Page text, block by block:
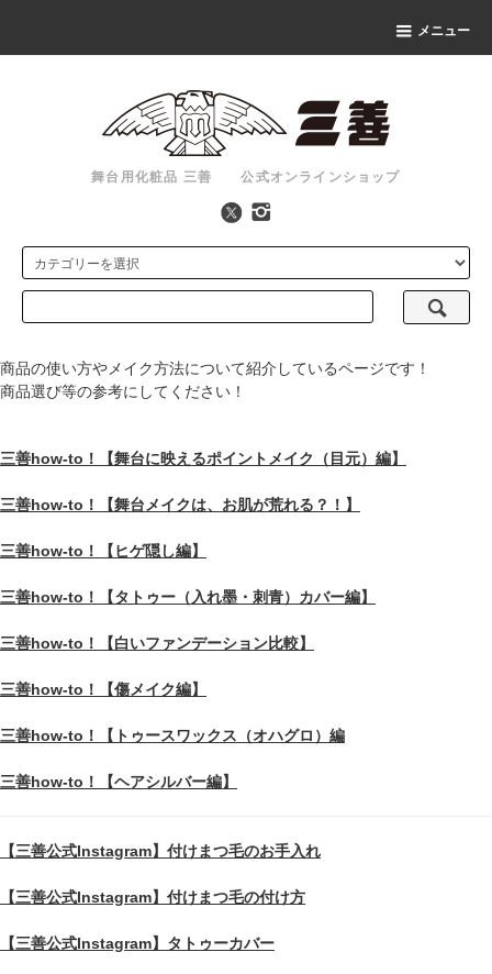
メニュー
舞台用化粧品 三善 公式オンラインショップ
商品の使い方やメイク方法について紹介しているページです！
商品選び等の参考にしてください！
三善how-to！【舞台に映えるポイントメイク（目元）編】
三善how-to！【舞台メイクは、お肌が荒れる？！】
三善how-to！【ヒゲ隠し編】
三善how-to！【タトゥー（入れ墨・刺青）カバー編】
三善how-to！【白いファンデーション比較】
三善how-to！【傷メイク編】
三善how-to！【トゥースワックス（オハグロ）編
三善how-to！【ヘアシルバー編】
【三善公式Instagram】付けまつ毛のお手入れ
【三善公式Instagram】付けまつ毛の付け方
【三善公式Instagram】タトゥーカバー